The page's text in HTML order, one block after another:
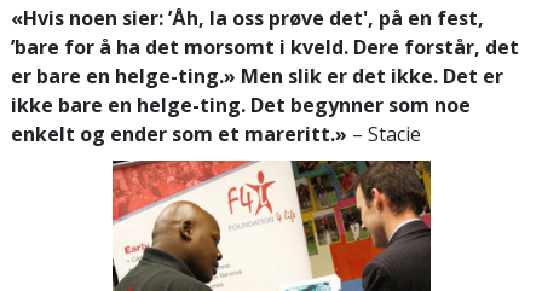
«Hvis noen sier: ’Åh, la oss prøve det', på en fest,
’bare for å ha det morsomt i kveld. Dere forstår, det
er bare en helge-ting.» Men slik er det ikke. Det er
ikke bare en helge-ting. Det begynner som noe
enkelt og ender som et mareritt.» – Stacie